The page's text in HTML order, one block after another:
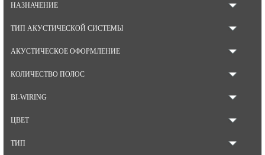
НАЗНАЧЕНИЕ
ТИП АКУСТИЧЕСКОЙ СИСТЕМЫ
АКУСТИЧЕСКОЕ ОФОРМЛЕНИЕ
КОЛИЧЕСТВО ПОЛОС
BI-WIRING
ЦВЕТ
ТИП